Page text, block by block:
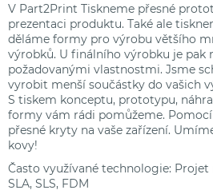
V Part2Print Tiskneme přesné
prezentaci produktu. Také ale
děláme formy pro výrobu většího
výrobků. U finálního výrobku je pak
požadovanými vlastnostmi. Jsme
vyrobit menší součástky do vašich
S tiskem konceptu, prototypu,
formy vám rádi pomůžeme. P
přesné kryty na vaše zařízení.
kovy!
Často využívané technologie:
SLA, SLS, FDM